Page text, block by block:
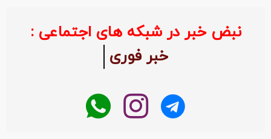
نبض خبر در شبکه های اجتماعی :
خبر فوری